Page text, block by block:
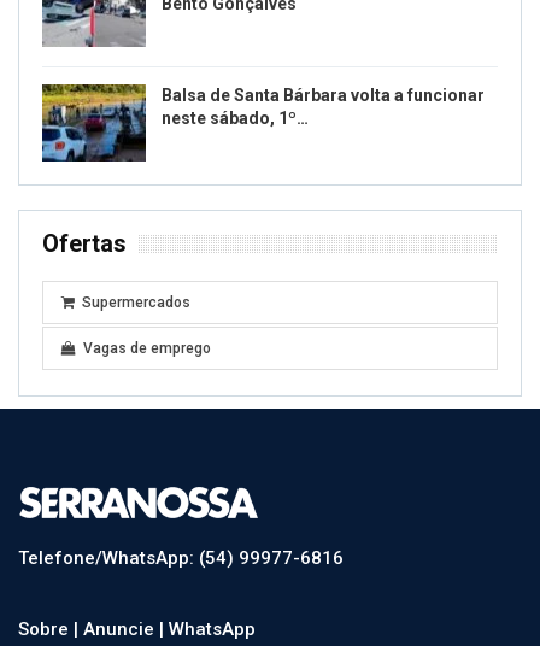
Bento Gonçalves
Balsa de Santa Bárbara volta a funcionar
neste sábado, 1º…
Ofertas
Supermercados
Vagas de emprego
Telefone/WhatsApp: (54) 99977-6816
Sobre | Anuncie | WhatsApp